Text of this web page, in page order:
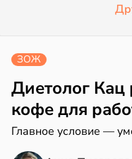
ЗОЖ
Диетолог Кац
кофе для
Главное условие —